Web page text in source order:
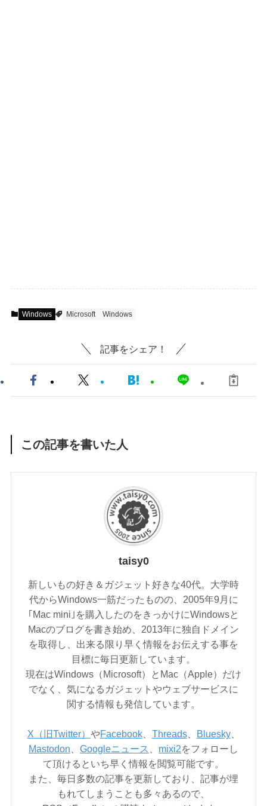
Windows Microsoft Windows
記事をシェア！
この記事を書いた人
taisy0
新しいもの好き＆ガジェット好きな40代。大学時
代からWindows一筋だったものの、2005年9月に
｢Mac mini｣を購入したのをきっかけにWindowsと
Macのブログを書き始め、2013年に独自ドメイン
を取得し、出来る限り早く情報をお伝えする事を
目標に毎日更新しています。
現在はWindows（Microsoft）とMac（Apple）だけ
でなく、気になるガジェットやウェブサービスに
関する情報も発信しています。
X（旧Twitter） やFacebook、 Threads、 Bluesky、
Mastodon
Googleニュース mixi2をフォローし
て頂けるといち早く情報を閲覧可能です。
また、毎日多数の記事を更新しており、記事が埋
もれてしまうことも多々あるので、